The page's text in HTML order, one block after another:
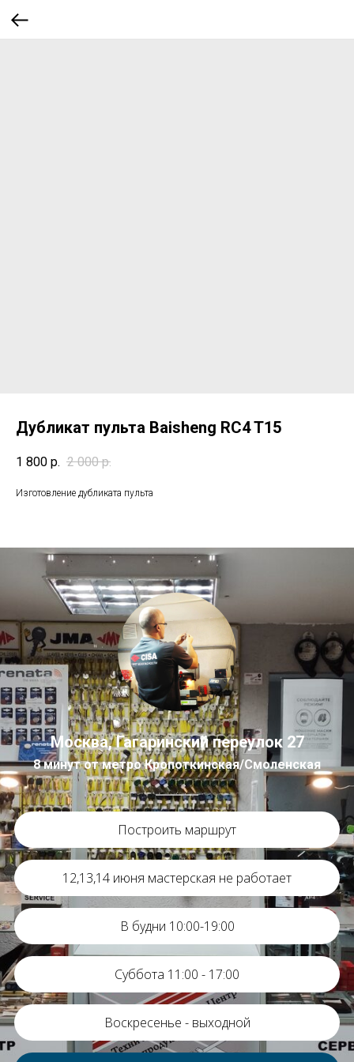
Дубликат пульта Baisheng RC4 T15
1 800 р. 2 000 р.
Изготовление дубликата пульта
Москва, Гагаринский переулок 27
8 минут от метро Кропоткинская/Смоленская
Построить маршрут
12,13,14 июня мастерская не работает
В будни 10:00-19:00
Суббота 11:00 - 17:00
Воскресенье - выходной